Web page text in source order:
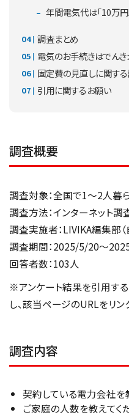
年間電気代は「10万
調査まとめ
電気のお手続きはでん
固定費の見直しに関す
引用に関するお願い
調査概要
調査対象：全国で1～2人暮
調査方法：インターネット調
調査実施者：LIVIKA編集部（
調査期間：2025/5/20～
回答者数：103人
※アンケート結果を引用する
し、該当ページのURLをリン
調査内容
契約している電力会社を
ご家庭の人数を教えてく